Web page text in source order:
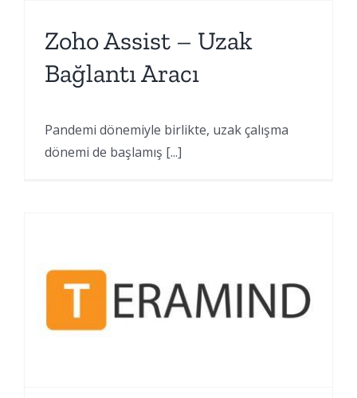
Zoho Assist – Uzak
Bağlantı Aracı
Pandemi dönemiyle birlikte, uzak çalışma
dönemi de başlamış [...]